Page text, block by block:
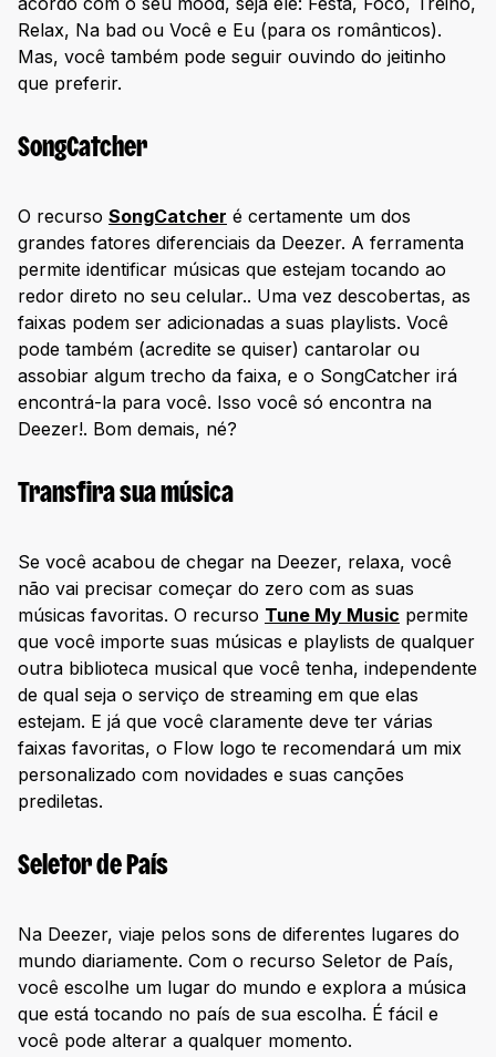
Relax, Na bad ou Você e Eu (para os românticos).
Mas, você também pode seguir ouvindo do jeitinho
que preferir.
SongCatcher
O recurso SongCatcher é certamente um dos
grandes fatores diferenciais da Deezer. A ferramenta
permite identificar músicas que estejam tocando ao
redor direto no seu celular.. Uma vez descobertas, as
faixas podem ser adicionadas a suas playlists. Você
pode também (acredite se quiser) cantarolar ou
assobiar algum trecho da faixa, e o SongCatcher irá
encontrá-la para você. Isso você só encontra na
Deezer!. Bom demais, né?
Transfira sua música
Se você acabou de chegar na Deezer, relaxa, você
não vai precisar começar do zero com as suas
músicas favoritas. O recurso Tune My Music permite
que você importe suas músicas e playlists de qualquer
outra biblioteca musical que você tenha, independente
de qual seja o serviço de streaming em que elas
estejam. E já que você claramente deve ter várias
faixas favoritas, o Flow logo te recomendará um mix
personalizado com novidades e suas canções
prediletas.
Seletor de País
Na Deezer, viaje pelos sons de diferentes lugares do
mundo diariamente. Com o recurso Seletor de País,
você escolhe um lugar do mundo e explora a música
que está tocando no país de sua escolha. É fácil e
você pode alterar a qualquer momento.